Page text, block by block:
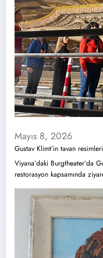
Mayıs 8, 2026
Gustav Klimt’in tavan
Viyana’daki Burgtheater’da
restorasyon kapsamında